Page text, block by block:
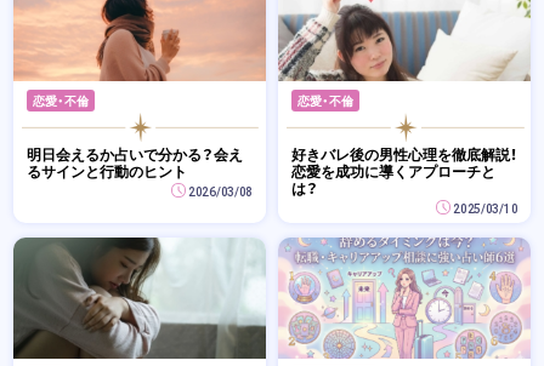
恋愛・不倫
明日会えるか占いで分かる？会え
るサインと行動のヒント
2026/03/08
恋愛・不倫
好きバレ後の男性心理を徹底解説！
恋愛を成功に導くアプローチと
は？
2025/03/10